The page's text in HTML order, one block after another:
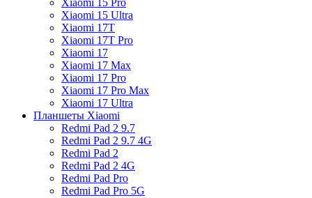
Xiaomi 15 Ultra
Xiaomi 17T
Xiaomi 17T Pro
Xiaomi 17
Xiaomi 17 Max
Xiaomi 17 Pro
Xiaomi 17 Pro Max
Xiaomi 17 Ultra
Планшеты Xiaomi
Redmi Pad 2 9.7
Redmi Pad 2 9.7 4G
Redmi Pad 2
Redmi Pad 2 4G
Redmi Pad Pro
Redmi Pad Pro 5G